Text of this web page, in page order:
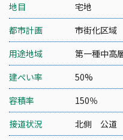
地目
宅地
都市計画
市街化区域
用途地域
第一種中高
建ぺい率
50%
容積率
150％
接道状況
北側 公道